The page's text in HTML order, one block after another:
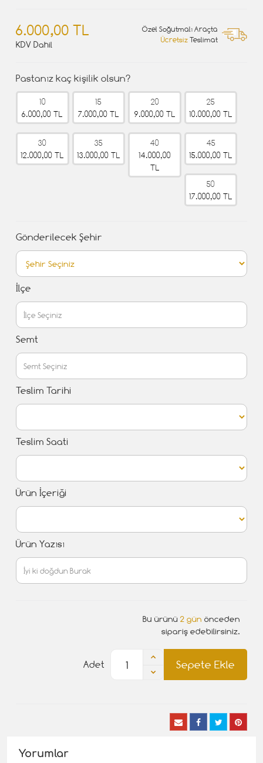
6.000,00 TL
KDV Dahil
Özel Soğutmalı Araçta
Ücretsiz Teslimat
Pastanız kaç kişilik olsun?
10
6.000,00 TL
15
7.000,00 TL
20
9.000,00 TL
25
10.000,00 TL
30
12.000,00 TL
35
13.000,00 TL
40
14.000,00
TL
45
15.000,00 TL
50
17.000,00 TL
Gönderilecek Şehir
İlçe
Semt
Teslim Tarihi
Teslim Saati
Ürün İçeriği
Ürün Yazısı
Bu ürünü 2 gün önceden
sipariş edebilirsiniz.
Sepete Ekle
Adet
Yorumlar